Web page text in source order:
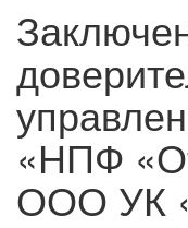
«НПФ
ООО УК